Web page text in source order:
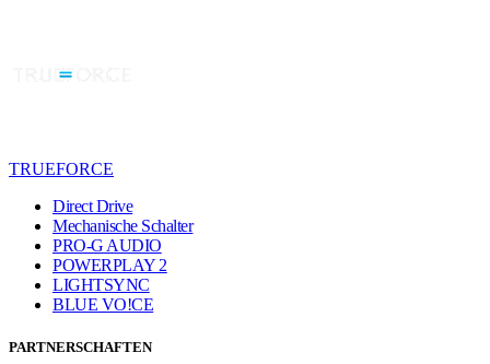
TRUEFORCE
Direct Drive
Mechanische Schalter
PRO-G AUDIO
POWERPLAY 2
LIGHTSYNC
BLUE VO!CE
PARTNERSCHAFTEN